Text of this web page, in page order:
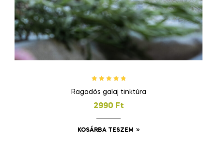
5.00/ 5
Ragadós galaj tinktúra
2990 Ft
KOSÁRBA TESZEM